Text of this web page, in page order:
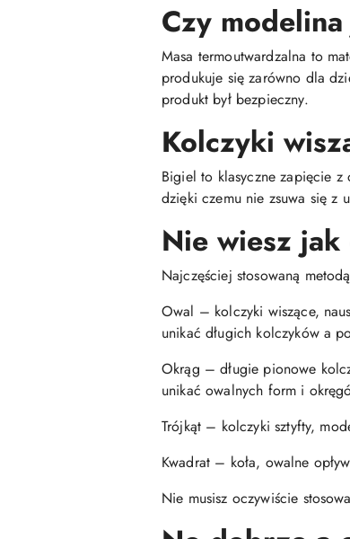
Czy
Masa termoutwardzalna to
produkuje się zarówno dla
produkt był bezpieczny.
Kolczyki
Bigiel to klasyczne zapięcie z
dzięki czemu nie zsuwa się z
Nie wiesz jak
Najczęściej stosowaną
Owal – kolczyki wiszące,
unikać długich kolczyków a
Okrąg – długie pionowe
unikać owalnych form i
Trójkąt – kolczyki sztyfty,
Kwadrat – koła, owalne
Nie musisz oczywiście